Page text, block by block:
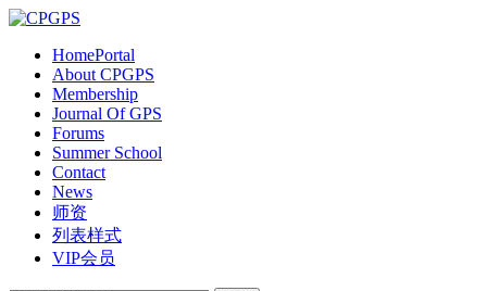
HomePortal
About CPGPS
Membership
Journal Of GPS
Forums
Summer School
Contact
News
师资
列表样式
VIP会员